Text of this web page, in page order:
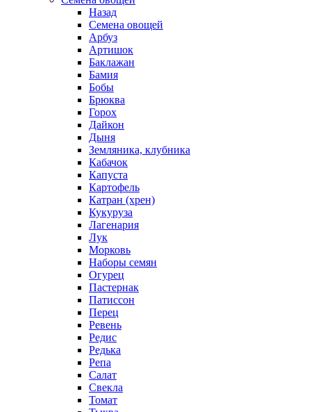
Назад
Семена овощей
Арбуз
Артишок
Баклажан
Бамия
Бобы
Брюква
Горох
Дайкон
Дыня
Земляника, клубника
Кабачок
Капуста
Картофель
Катран (хрен)
Кукуруза
Лагенария
Лук
Морковь
Наборы семян
Огурец
Пастернак
Патиссон
Перец
Ревень
Редис
Редька
Репа
Салат
Свекла
Томат